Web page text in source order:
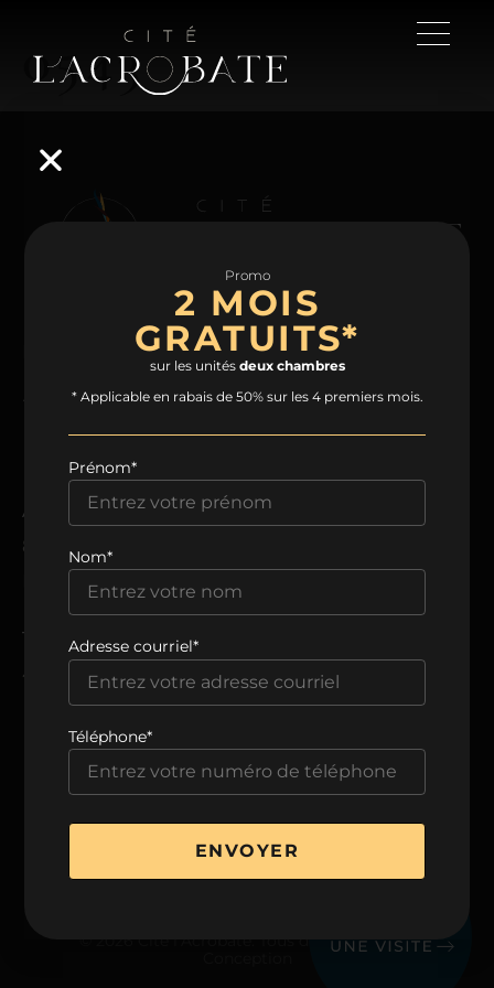
0543
NAVIGATION
Accueil
Projet Condos Plans
ADRESSE
8205, avenue du Cirque,
Montréal, QC H1Z 0B5
TÉLÉPHONE
438 806-0999
© 2026 Cité l’Acrobate. Tous droits réservés.
Promo
2 MOIS
GRATUITS*
sur les unités deux chambres
* Applicable en rabais de 50% sur les 4 premiers mois.
Prénom*
Nom*
Adresse courriel*
Téléphone*
ENVOYER